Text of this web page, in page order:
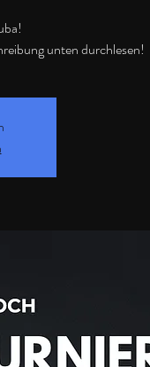
unten durchlesen!